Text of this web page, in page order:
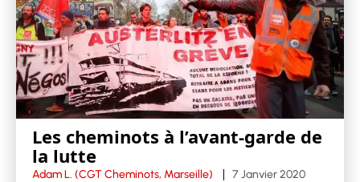
Les cheminots à l’avant-garde de
la lutte
Adam L. (CGT Cheminots, Marseille) 7 Janvier 2020